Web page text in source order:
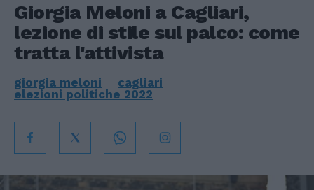
Giorgia Meloni a Cagliari,
lezione di stile sul palco: come
tratta l'attivista
giorgia meloni
cagliari
elezioni politiche 2022